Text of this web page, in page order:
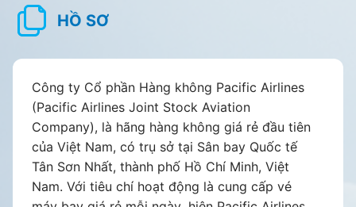
HỒ SƠ
Công ty Cổ phần Hàng không Pacific Airlines
(Pacific Airlines Joint Stock Aviation
Company), là hãng hàng không giá rẻ đầu tiên
của Việt Nam, có trụ sở tại Sân bay Quốc tế
Tân Sơn Nhất, thành phố Hồ Chí Minh, Việt
Nam. Với tiêu chí hoạt động là cung cấp vé